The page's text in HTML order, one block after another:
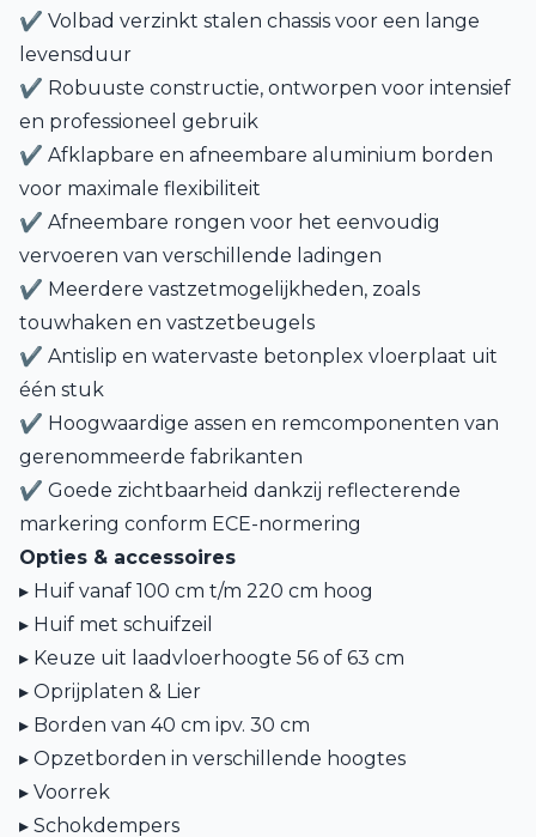
✔ Volbad verzinkt stalen chassis voor een lange
levensduur
✔ Robuuste constructie, ontworpen voor intensief
en professioneel gebruik
✔ Afklapbare en afneembare aluminium borden
voor maximale flexibiliteit
✔ Afneembare rongen voor het eenvoudig
vervoeren van verschillende ladingen
✔ Meerdere vastzetmogelijkheden, zoals
touwhaken en vastzetbeugels
✔ Antislip en watervaste betonplex vloerplaat uit
één stuk
✔ Hoogwaardige assen en remcomponenten van
gerenommeerde fabrikanten
✔ Goede zichtbaarheid dankzij reflecterende
markering conform ECE-normering
Opties & accessoires
▸ Huif vanaf 100 cm t/m 220 cm hoog
▸ Huif met schuifzeil
▸ Keuze uit laadvloerhoogte 56 of 63 cm
▸ Oprijplaten & Lier
▸ Borden van 40 cm ipv. 30 cm
▸ Opzetborden in verschillende hoogtes
▸ Voorrek
▸ Schokdempers